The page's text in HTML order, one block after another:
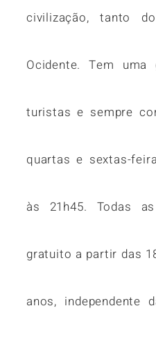
civilização, tanto
Ocidente. Tem uma
turistas e sempre
quartas e sextas-
às 21h45. Todas
gratuito a partir das
anos, independente